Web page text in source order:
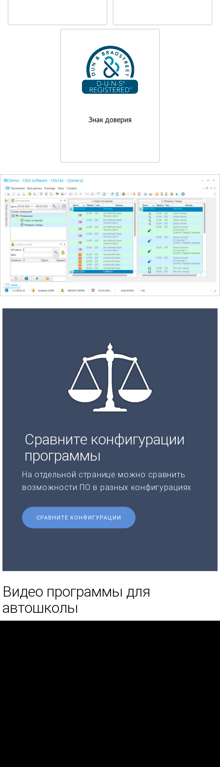
Знак доверия
Сравните конфигурации
программы
На отдельной странице можно сравнить
возможности ПО в разных конфигурациях.
СРАВНИТЕ КОНФИГУРАЦИИ
Видео программы для
автошколы